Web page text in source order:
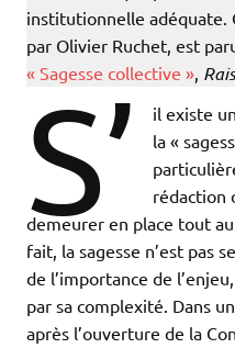
institutionnelle adéquate.
par Olivier Ruchet, est
« Sagesse collective »,
S’
il existe
la «
rédaction
demeurer en place tout
fait, la sagesse n’est pas
de l’importance de
par sa complexité. Dans
après l’ouverture de la